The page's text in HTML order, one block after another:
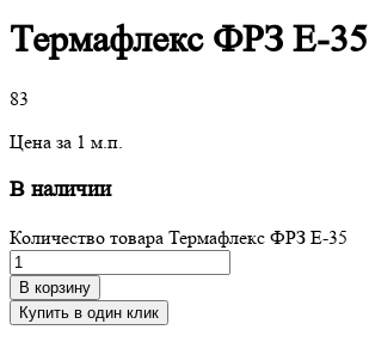
Термафлекс ФРЗ E-35
83
Цена за 1 м.п.
В наличии
Количество товара Термафлекс ФРЗ E-35
В корзину
Купить в один клик